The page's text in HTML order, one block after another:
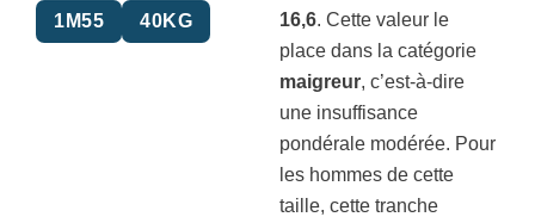
1M55 40KG
16,6. Cette valeur le
place dans la catégorie
maigreur, c’est-à-dire
une insuffisance
pondérale modérée. Pour
les hommes de cette
taille, cette tranche